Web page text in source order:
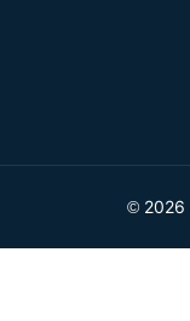
© 2026